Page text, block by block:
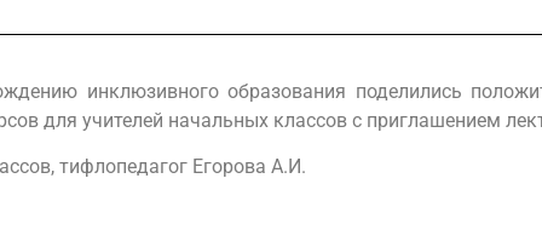
инклюзивного образования поделились
для учителей начальных классов с приглашением
тифлопедагог Егорова А.И.